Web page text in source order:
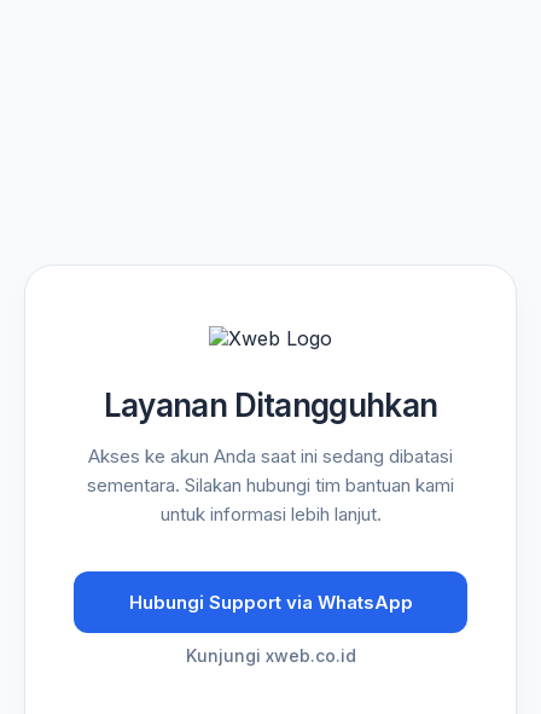
Layanan Ditangguhkan
Akses ke akun Anda saat ini sedang dibatasi
sementara. Silakan hubungi tim bantuan kami
untuk informasi lebih lanjut.
Hubungi Support via WhatsApp
Kunjungi xweb.co.id